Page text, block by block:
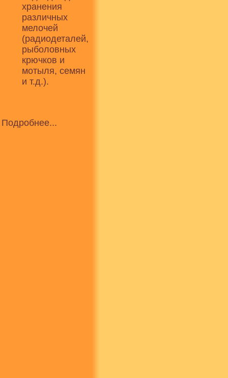
хранения
различных
мелочей
(радиодеталей,
рыболовных
крючков и
мотыля, семян
и т.д.).
Подробнее...